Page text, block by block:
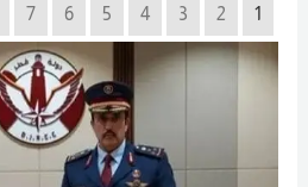
1
2
3
4
5
6
7